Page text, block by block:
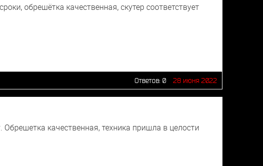
обрешётка качественная, скутер соответствует
Ответов: 0 28 июня 2022
качественная, техника пришла в целости